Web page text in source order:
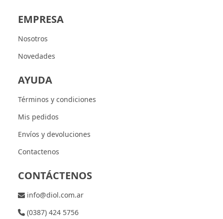
EMPRESA
Nosotros
Novedades
AYUDA
Términos y condiciones
Mis pedidos
Envíos y devoluciones
Contactenos
CONTÁCTENOS
info@diol.com.ar
(0387) 424 5756